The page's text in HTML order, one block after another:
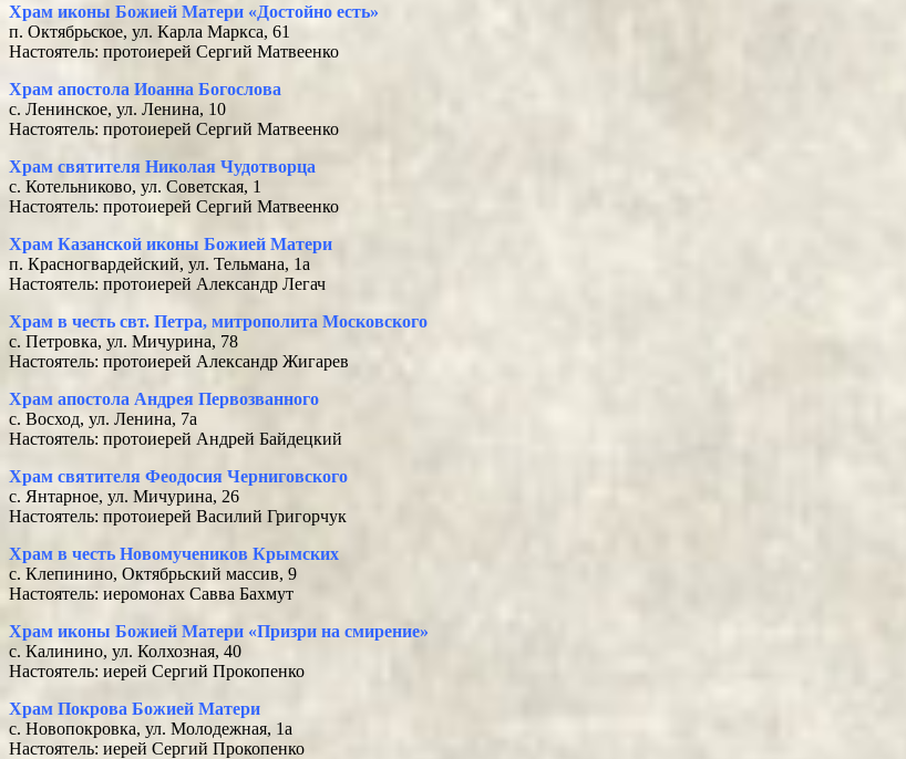
Храм иконы Божией Матери «Достойно есть»
п. Октябрьское, ул. Карла Маркса, 61
Настоятель: протоиерей Сергий Матвеенко
Храм апостола Иоанна Богослова
с. Ленинское, ул. Ленина, 10
Настоятель: протоиерей Сергий Матвеенко
Храм святителя Николая Чудотворца
с. Котельниково, ул. Советская, 1
Настоятель: протоиерей Сергий Матвеенко
Храм Казанской иконы Божией Матери
п. Красногвардейский, ул. Тельмана, 1а
Настоятель: протоиерей Александр Легач
Храм в честь свт. Петра, митрополита Московского
с. Петровка, ул. Мичурина, 78
Настоятель: протоиерей Александр Жигарев
Храм апостола Андрея Первозванного
с. Восход, ул. Ленина, 7а
Настоятель: протоиерей Андрей Байдецкий
Храм святителя Феодосия Черниговского
с. Янтарное, ул. Мичурина, 26
Настоятель: протоиерей Василий Григорчук
Храм в честь Новомучеников Крымских
с. Клепинино, Октябрьский массив, 9
Настоятель: иеромонах Савва Бахмут
Храм иконы Божией Матери «Призри на смирение»
с. Калинино, ул. Колхозная, 40
Настоятель: иерей Сергий Прокопенко
Храм Покрова Божией Матери
с. Новопокровка, ул. Молодежная, 1а
Настоятель: иерей Сергий Прокопенко